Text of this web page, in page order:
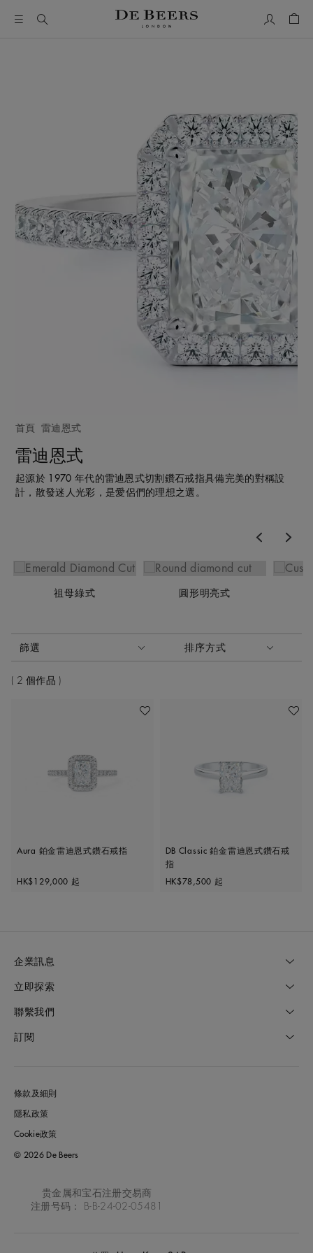
首頁 雷迪恩式
雷迪恩式
起源於 1970 年代的雷迪恩式切割鑽石戒指具備完美的對稱設
計，散發迷人光彩，是愛侶們的理想之選。
祖母綠式 圓形明亮式
啟動這些部件將導致頁面上的內容更新。
篩選 排序方式
排序方式
2 個作品
加入喜愛清單
Aura 鉑金雷迪恩式鑽石戒指
Original price
HK$129,000 起
加入喜
DB Classic 鉑金雷迪恩式鑽石戒
指
Original price
HK$78,500 起
企業訊息
立即探索
聯繫我們
訂閱
條款及細則
隱私政策
Cookie政策
© 2026 De Beers
贵金属和宝石注册交易商
注册号码： B-B-24-02-05481